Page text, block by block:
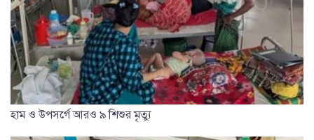
হাম ও উপসর্গে আরও ৯ শিশুর মৃত্যু